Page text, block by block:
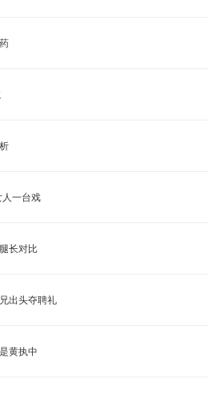
一台戏
长对比
出头夺聘礼
黄执中